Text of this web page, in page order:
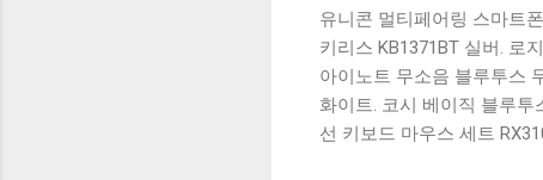
유니콘 멀티페어링 스마트
키리스 KB1371BT 실버. 로
아이노트 무소음 블루투스
화이트. 코시 베이직 블루투
선 키보드 마우스 세트